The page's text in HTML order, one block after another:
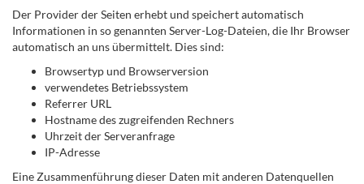
Der Provider der Seiten erhebt und speichert automatisch
Informationen in so genannten Server-Log-Dateien, die Ihr Browser
automatisch an uns übermittelt. Dies sind:
Browsertyp und Browserversion
verwendetes Betriebssystem
Referrer URL
Hostname des zugreifenden Rechners
Uhrzeit der Serveranfrage
IP-Adresse
Eine Zusammenführung dieser Daten mit anderen Datenquellen